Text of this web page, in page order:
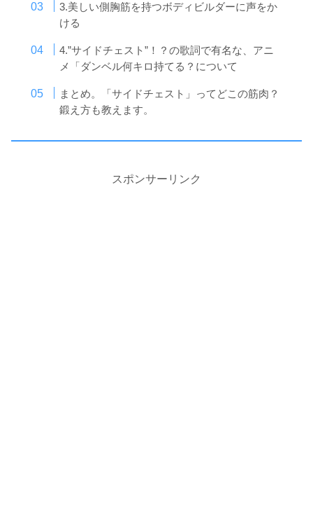
3.美しい側胸筋を持つボディビルダーに声をか
ける
4.”サイドチェスト”！？の歌詞で有名な、アニ
メ「ダンベル何キロ持てる？について
まとめ。「サイドチェスト」ってどこの筋肉？
鍛え方も教えます。
スポンサーリンク